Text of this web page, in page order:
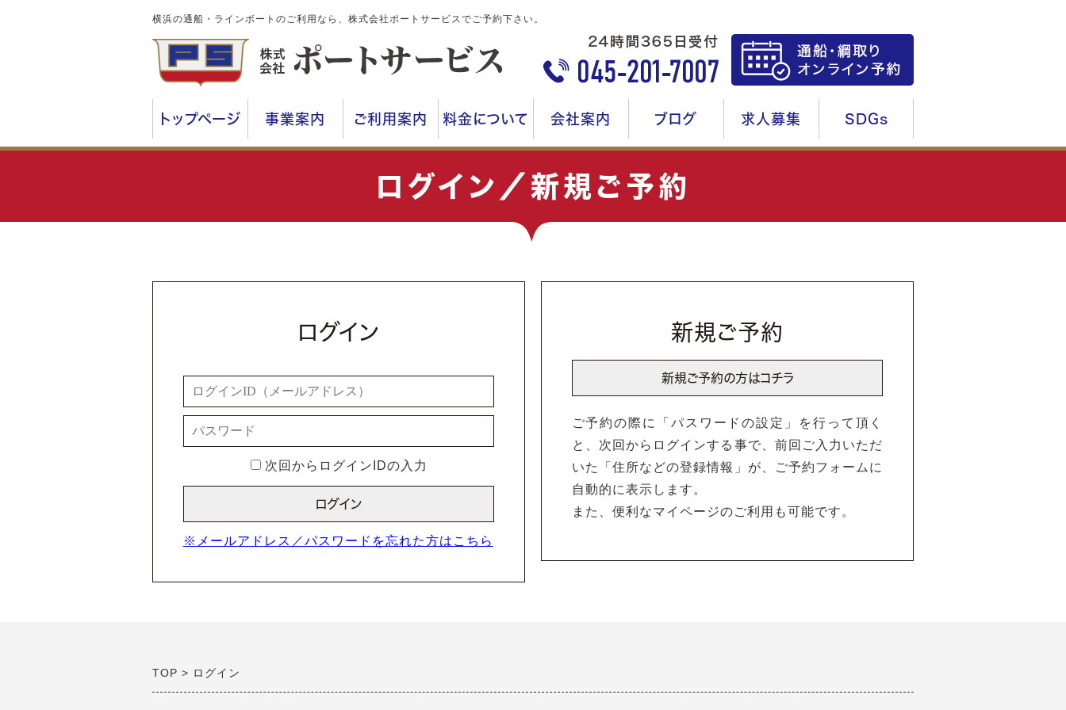
横浜の通船・ラインボートのご利用なら、株式会社ポートサービスでご予約下さい。
トップページ 事業案内 ご利用案内 料金について 会社案内 ブログ 求人募集 SDGs
ログイン／新規ご予約
ログイン
次回からログインIDの入力
※メールアドレス／パスワードを忘れた方はこちら
新規ご予約
ご予約の際に「パスワードの設定」を行って頂く
と、次回からログインする事で、前回ご入力いただ
いた「住所などの登録情報」が、ご予約フォームに
自動的に表示します。
また、便利なマイページのご利用も可能です。
TOP ログイン